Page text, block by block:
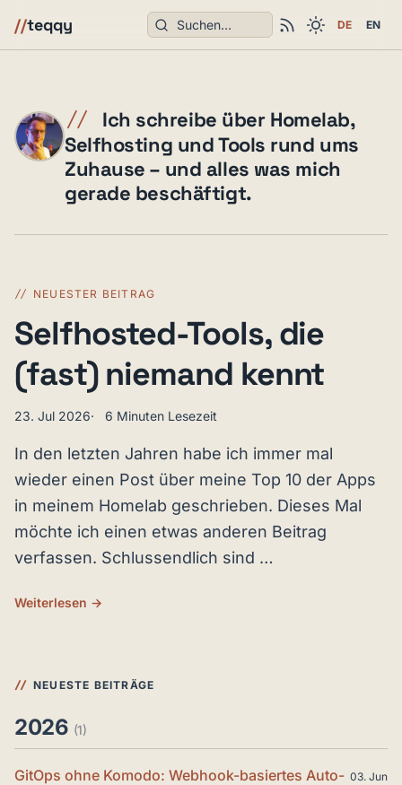
//teqqy Suchen DE EN
Ich schreibe über Homelab,
Selfhosting und Tools rund ums
Zuhause – und alles was mich
gerade beschäftigt.
NEUESTER BEITRAG
Selfhosted-Tools, die
(fast) niemand kennt
23. Jul 2026 6 Minuten Lesezeit
In den letzten Jahren habe ich immer mal
wieder einen Post über meine Top 10 der Apps
in meinem Homelab geschrieben. Dieses Mal
möchte ich einen etwas anderen Beitrag
verfassen. Schlussendlich sind …
Weiterlesen →
NEUESTE BEITRÄGE
2026 (1)
GitOps ohne Komodo: Webhook-basiertes Auto- 03. Jun